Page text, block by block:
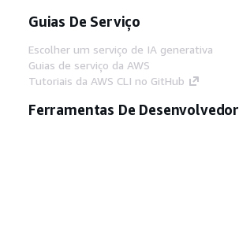
Guias De Serviço
Escolher um serviço de IA generativa
Guias de serviço da AWS
Tutoriais da AWS CLI no GitHub
Ferramentas De Desenvolvedor